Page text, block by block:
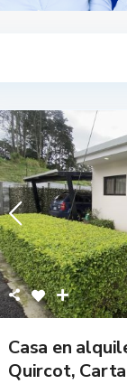
Casa en
Quircot,